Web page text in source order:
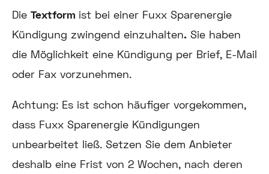
Die Textform ist bei einer Fuxx Sparenergie
Kündigung zwingend einzuhalten. Sie haben
die Möglichkeit eine Kündigung per Brief, E-Mail
oder Fax vorzunehmen.
Achtung: Es ist schon häufiger vorgekommen,
dass Fuxx Sparenergie Kündigungen
unbearbeitet ließ. Setzen Sie dem Anbieter
deshalb eine Frist von 2 Wochen, nach deren